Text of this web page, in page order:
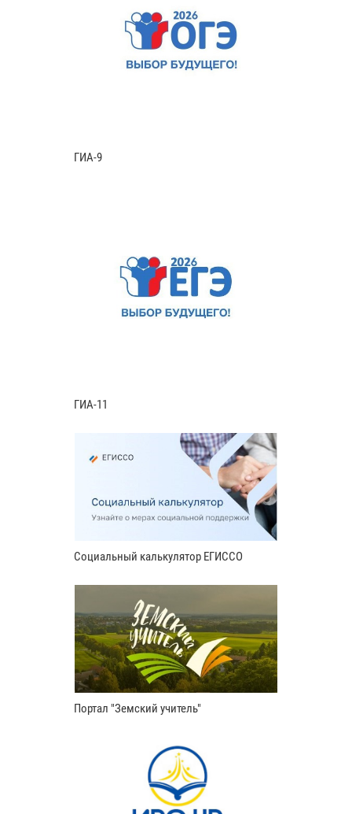
ГИА-9
ГИА-11
Социальный калькулятор ЕГИССО
Портал "Земский учитель"